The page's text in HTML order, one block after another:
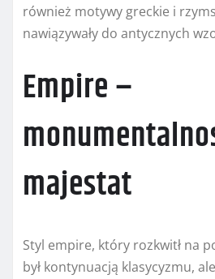
również motywy greckie i
nawiązywały do antycznych
Empire –
majestat
Styl empire, który rozkwitł na
był kontynuacją klasycyzmu,